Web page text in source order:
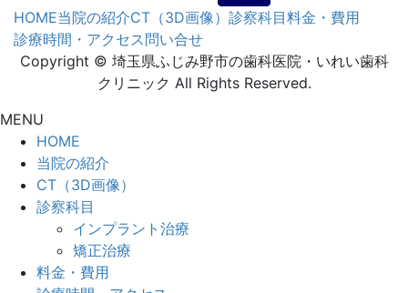
HOME当院の紹介CT（3D画像） 診察科目料金・費用
診療時間・アクセス問い合せ
Copyright © 埼玉県ふじみ野市の歯科医院・いれい歯科
クリニック All Rights Reserved.
MENU
HOME
当院の紹介
CT（3D画像）
診察科目
インプラント治療
矯正治療
料金・費用